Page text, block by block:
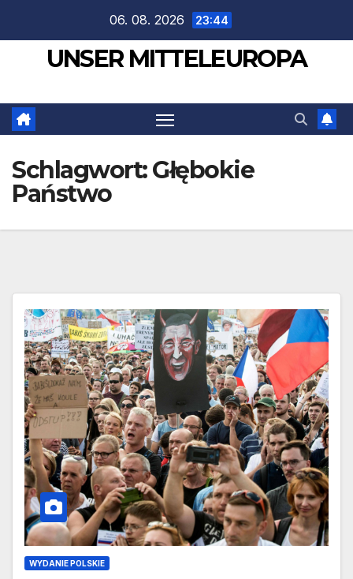
springen
06. 08. 2026 23:44
UNSER MITTELEUROPA
Schlagwort:Głębokie
Państwo
WYDANIE POLSKIE